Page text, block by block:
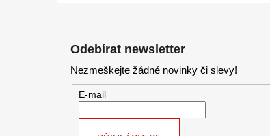
Odebírat newsletter
Nezmeškejte žádné novinky či slevy!
E-mail